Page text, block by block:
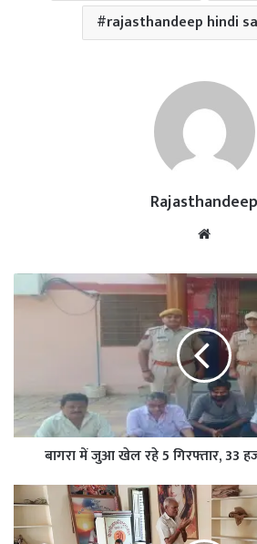
rajasthandeep hindi
Rajasthandeep
बागरा में जुआ खेल रहे 5 गिरफ्तार, 33